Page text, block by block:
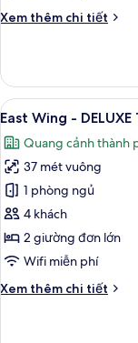
over
7)
(For
adults),
Non-
Smoking
Xem thêm chi tiết
Chi
East
Wing
-
TWIN
(For
1-
2
adults),
Non-
Smoking
Xem
tất
cả
ảnh
East
Wing
-
DELUXE
(For
16
East Wing -
Quang cảnh thành
37 mét vuông
1 phòng ngủ
4 khách
2 giường đơn lớn
Wifi miễn phí
Xem thêm chi tiết
Chi